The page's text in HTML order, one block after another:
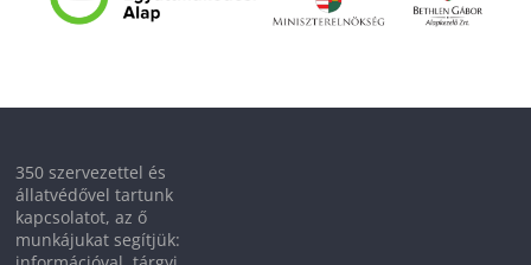
350 szervezettel és
állatvédővel tartunk
kapcsolatot, az ő
munkájukat segítjük: